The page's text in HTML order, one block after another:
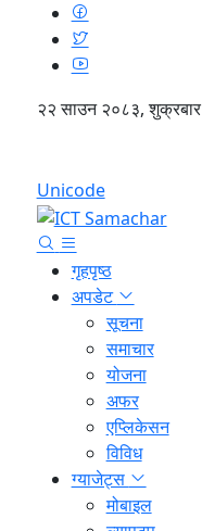
२२ साउन २०८३, शुक्रबार
Unicode
गृहपृष्ठ
अपडेट
सूचना
समाचार
योजना
अफर
एप्लिकेसन
विविध
ग्याजेट्स
मोबाइल